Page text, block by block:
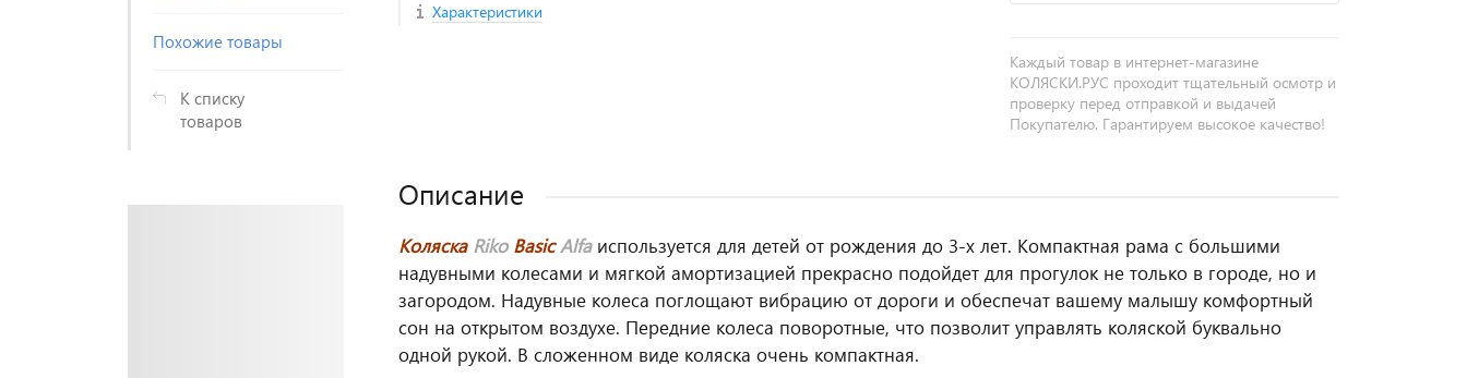
Похожие товары
К списку
товаров
Характеристики
Каждый товар в интернет-магазине
КОЛЯСКИ.РУС проходит тщательный осмотр и
проверку перед отправкой и выдачей
Покупателю. Гарантируем высокое качество!
Описание
Коляска Riko BasicAlfa используется для детей от рождения до 3-х лет. Компактная рама с большими
надувными колесами и мягкой амортизацией прекрасно подойдет для прогулок не только в городе, но и
загородом. Надувные колеса поглощают вибрацию от дороги и обеспечат вашему малышу комфортный
сон на открытом воздухе. Передние колеса поворотные, что позволит управлять коляской буквально
одной рукой. В сложенном виде коляска очень компактная.